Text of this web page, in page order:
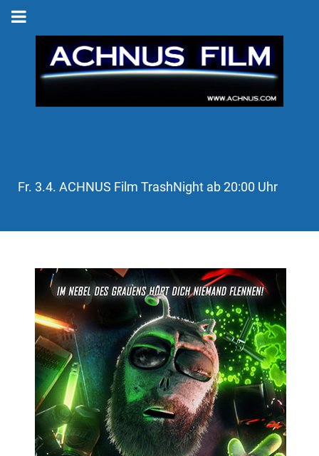
Fr. 3.4. ACHNUS Film TrashNight ab 20:00 Uhr